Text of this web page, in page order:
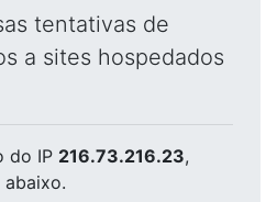
tentativas de
a sites hospedados
do IP 216.73.216.23,